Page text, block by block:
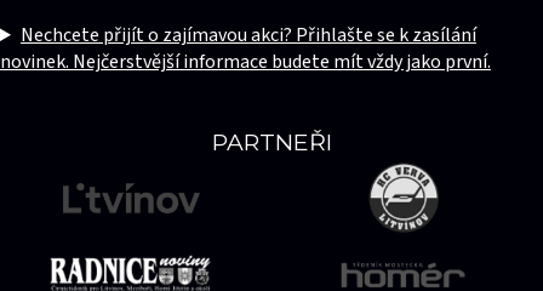
PARTNEŘI
Nechcete přijít o zajímavou akci? Přihlašte se k zasílání
novinek. Nejčerstvější informace budete mít vždy jako první.